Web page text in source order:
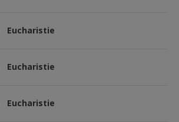
Eucharistie
Eucharistie
Eucharistie